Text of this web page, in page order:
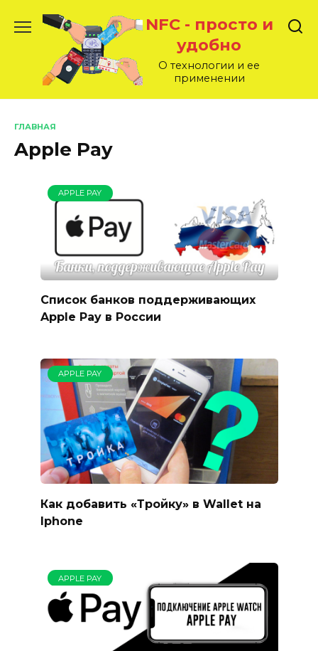
содержанию
NFC - просто и
удобно
О технологии и ее
применении
ГЛАВНАЯ
Apple Pay
APPLE PAY
Список банков поддерживающих
Apple Pay в России
APPLE PAY
Как добавить «Тройку» в Wallet на
Iphone
APPLE PAY